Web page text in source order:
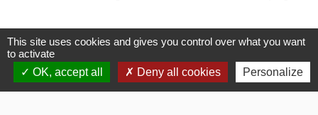
Contacts
This site uses cookies and gives you control over what you want
to activate
OK, accept all
Deny all cookies Personalize